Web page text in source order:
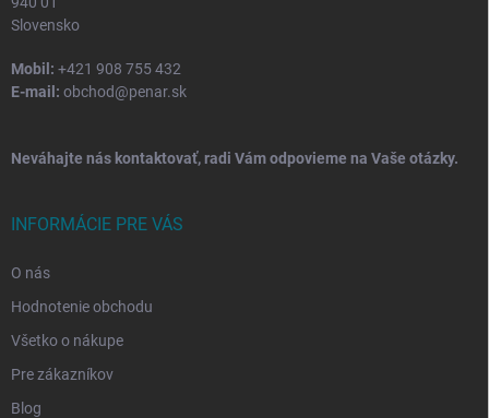
Slovensko
Mobil: +421 908 755 432
E-mail: obchod@penar.sk
Neváhajte nás kontaktovať, radi Vám odpovieme na Vaše otázky.
INFORMÁCIE PRE VÁS
O nás
Hodnotenie obchodu
Všetko o nákupe
Pre zákazníkov
Blog